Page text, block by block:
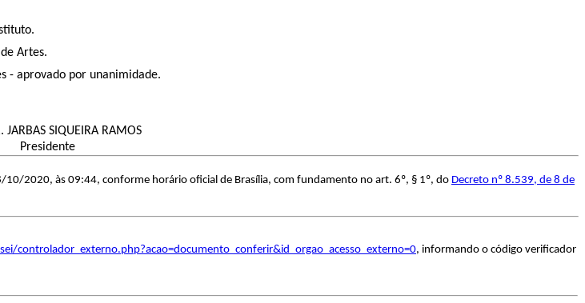
Artes.
- aprovado por unanimidade.
JARBAS SIQUEIRA RAMOS
Presidente
10/2020, às 09:44, conforme horário oficial de Brasília, com fundamento no art. 6º, § 1º, do Decreto nº 8.539, de 8 de
controlador_externo.php?acao=documento_conferir&id_orgao_acesso_externo=0, informando o código verificador